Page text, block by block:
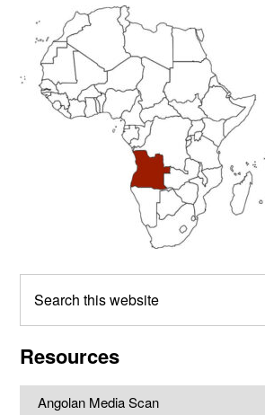
Primary
Sidebar
this
Resources
Angolan Media Scan